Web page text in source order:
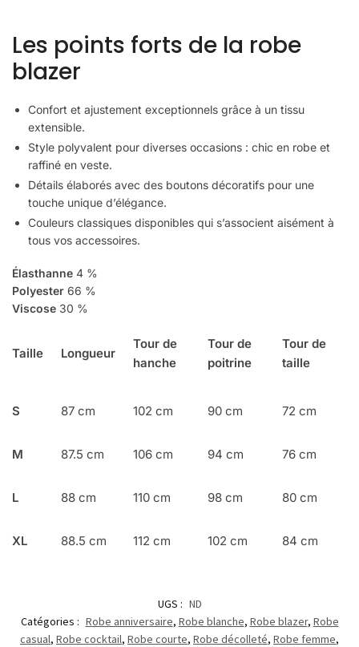
Les points forts de la robe
blazer
Confort et ajustement exceptionnels grâce à un tissu
extensible.
Style polyvalent pour diverses occasions : chic en robe et
raffiné en veste.
Détails élaborés avec des boutons décoratifs pour une
touche unique d’élégance.
Couleurs classiques disponibles qui s’associent aisément à
tous vos accessoires.
Élasthanne 4 %
Polyester 66 %
Viscose 30 %
Taille Longueur
Tour de
hanche
Tour de
poitrine
Tour de
taille
S 87 cm 102 cm 90 cm 72 cm
M 87.5 cm 106 cm 94 cm 76 cm
L 88 cm 110 cm 98 cm 80 cm
XL 88.5 cm 112 cm 102 cm 84 cm
UGS : ND
Catégories : Robe anniversaire, Robe blanche, Robe blazer, Robe
casual, Robe cocktail, Robe courte, Robe décolleté, Robe femme,